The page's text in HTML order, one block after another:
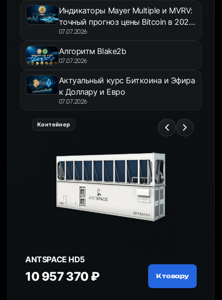
Индикаторы Mayer Multiple и MVRV:
точный прогноз цены Bitcoin в 2026
году
07.07.2026
Алгоритм Blake2b
07.07.2026
Актуальный курс Биткоина и Эфира
к Доллару и Евро
07.07.2026
Контейнер
ANTSPACE HD5
10 957 370 ₽ К товару